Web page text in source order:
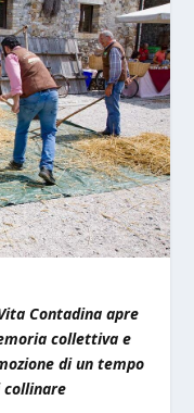
Contadina apre
collettiva e
di un tempo
collinare